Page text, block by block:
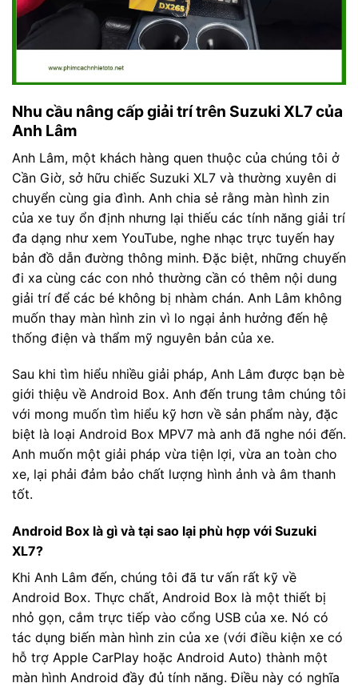
Nhu cầu nâng cấp giải trí trên Suzuki XL7 của
Anh Lâm
Anh Lâm, một khách hàng quen thuộc của chúng tôi ở
Cần Giờ, sở hữu chiếc Suzuki XL7 và thường xuyên di
chuyển cùng gia đình. Anh chia sẻ rằng màn hình zin
của xe tuy ổn định nhưng lại thiếu các tính năng giải trí
đa dạng như xem YouTube, nghe nhạc trực tuyến hay
bản đồ dẫn đường thông minh. Đặc biệt, những chuyến
đi xa cùng các con nhỏ thường cần có thêm nội dung
giải trí để các bé không bị nhàm chán. Anh Lâm không
muốn thay màn hình zin vì lo ngại ảnh hưởng đến hệ
thống điện và thẩm mỹ nguyên bản của xe.
Sau khi tìm hiểu nhiều giải pháp, Anh Lâm được bạn bè
giới thiệu về Android Box. Anh đến trung tâm chúng tôi
với mong muốn tìm hiểu kỹ hơn về sản phẩm này, đặc
biệt là loại Android Box MPV7 mà anh đã nghe nói đến.
Anh muốn một giải pháp vừa tiện lợi, vừa an toàn cho
xe, lại phải đảm bảo chất lượng hình ảnh và âm thanh
tốt.
Android Box là gì và tại sao lại phù hợp với Suzuki
XL7?
Khi Anh Lâm đến, chúng tôi đã tư vấn rất kỹ về
Android Box. Thực chất, Android Box là một thiết bị
nhỏ gọn, cắm trực tiếp vào cổng USB của xe. Nó có
tác dụng biến màn hình zin của xe (với điều kiện xe có
hỗ trợ Apple CarPlay hoặc Android Auto) thành một
màn hình Android đầy đủ tính năng. Điều này có nghĩa